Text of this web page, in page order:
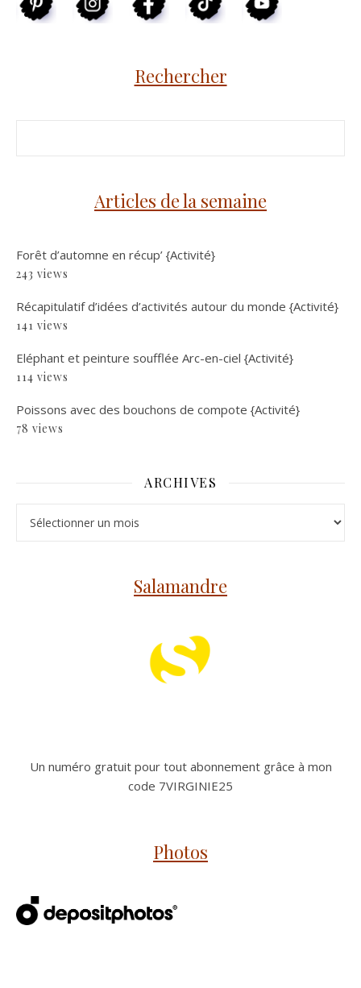
Rechercher
Articles de la semaine
Forêt d’automne en récup’ {Activité}
243 views
Récapitulatif d’idées d’activités autour du monde {Activité}
141 views
Eléphant et peinture soufflée Arc-en-ciel {Activité}
114 views
Poissons avec des bouchons de compote {Activité}
78 views
ARCHIVES
Salamandre
Un numéro gratuit pour tout abonnement grâce à mon
code 7VIRGINIE25
Photos